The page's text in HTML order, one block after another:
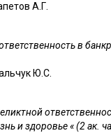
А.Г.
в
Ю.С.
и здоровье«(2 ак.